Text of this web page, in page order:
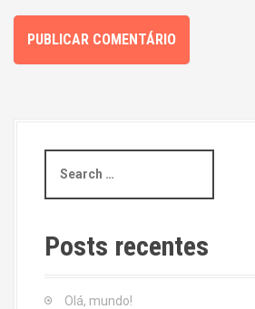
a
c
h
Posts recentes
Olá, mundo!